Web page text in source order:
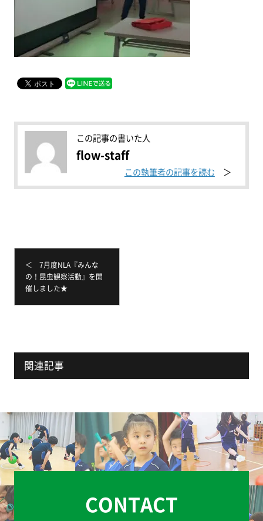
この記事の書いた人
flow-staff
この執筆者の記事を読む
＜ 7月度NLA『みんな
の！昆虫観察活動』を開
催しました★
関連記事
CONTACT